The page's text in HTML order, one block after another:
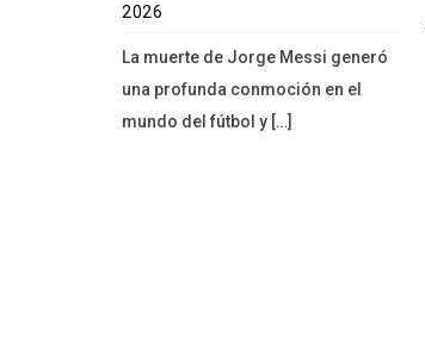
2026
La muerte de Jorge Messi generó
una profunda conmoción en el
mundo del fútbol y […]